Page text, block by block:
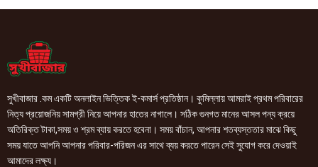
সুখীবাজার .কম একটি অনলাইন ভিত্তিক ই-কমার্স প্রতিষ্ঠান। কুমিল্লায় আমরাই প্রথম পরিবারের
নিত্য প্রয়োজনিয় সামগ্রী নিয়ে আপনার হাতের নাগালে। সঠিক গুনগত মানের আসল পন্য ক্রয়ে
অতিরিক্ত টাকা,সময় ও শ্রম ব্যায় করতে হবেনা। সময় বাঁচান, আপনার শতব্যস্ততার মাঝে কিছু
সময় যাতে আপনি আপনার পরিবার-পরিজন এর সাথে ব্যয় করতে পারেন সেই সুযোগ করে দেওয়াই
আমাদের লক্ষ্য।